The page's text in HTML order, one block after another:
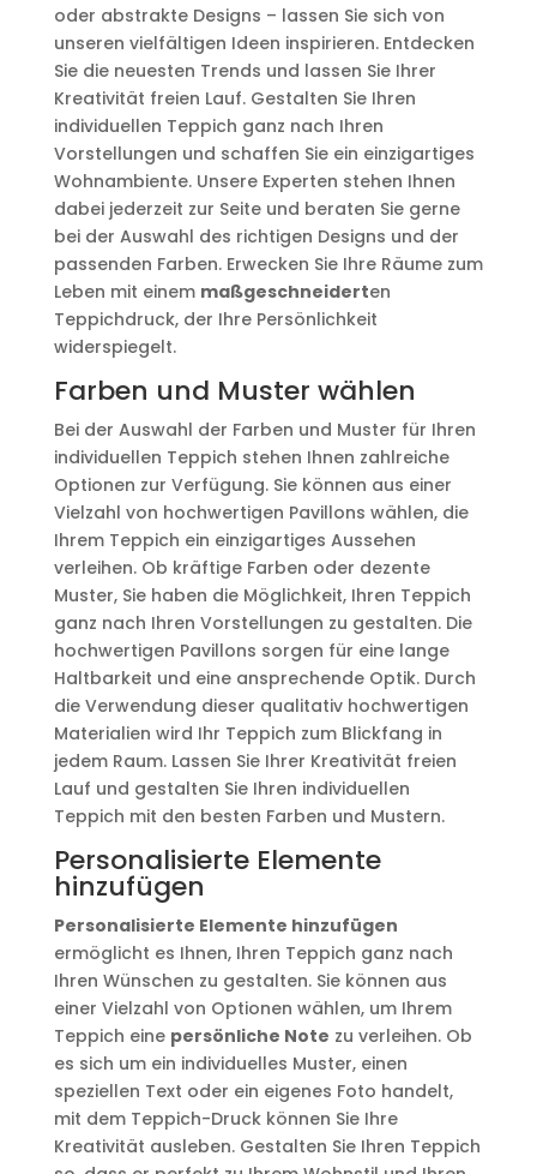
oder abstrakte Designs – lassen Sie sich von
unseren vielfältigen Ideen inspirieren. Entdecken
Sie die neuesten Trends und lassen Sie Ihrer
Kreativität freien Lauf. Gestalten Sie Ihren
individuellen Teppich ganz nach Ihren
Vorstellungen und schaffen Sie ein einzigartiges
Wohnambiente. Unsere Experten stehen Ihnen
dabei jederzeit zur Seite und beraten Sie gerne
bei der Auswahl des richtigen Designs und der
passenden Farben. Erwecken Sie Ihre Räume zum
Leben mit einem maßgeschneiderten
Teppichdruck, der Ihre Persönlichkeit
widerspiegelt.
Farben und Muster wählen
Bei der Auswahl der Farben und Muster für Ihren
individuellen Teppich stehen Ihnen zahlreiche
Optionen zur Verfügung. Sie können aus einer
Vielzahl von hochwertigen Pavillons wählen, die
Ihrem Teppich ein einzigartiges Aussehen
verleihen. Ob kräftige Farben oder dezente
Muster, Sie haben die Möglichkeit, Ihren Teppich
ganz nach Ihren Vorstellungen zu gestalten. Die
hochwertigen Pavillons sorgen für eine lange
Haltbarkeit und eine ansprechende Optik. Durch
die Verwendung dieser qualitativ hochwertigen
Materialien wird Ihr Teppich zum Blickfang in
jedem Raum. Lassen Sie Ihrer Kreativität freien
Lauf und gestalten Sie Ihren individuellen
Teppich mit den besten Farben und Mustern.
Personalisierte Elemente
hinzufügen
Personalisierte Elemente hinzufügen
ermöglicht es Ihnen, Ihren Teppich ganz nach
Ihren Wünschen zu gestalten. Sie können aus
einer Vielzahl von Optionen wählen, um Ihrem
Teppich eine persönliche Note zu verleihen. Ob
es sich um ein individuelles Muster, einen
speziellen Text oder ein eigenes Foto handelt,
mit dem Teppich-Druck können Sie Ihre
Kreativität ausleben. Gestalten Sie Ihren Teppich